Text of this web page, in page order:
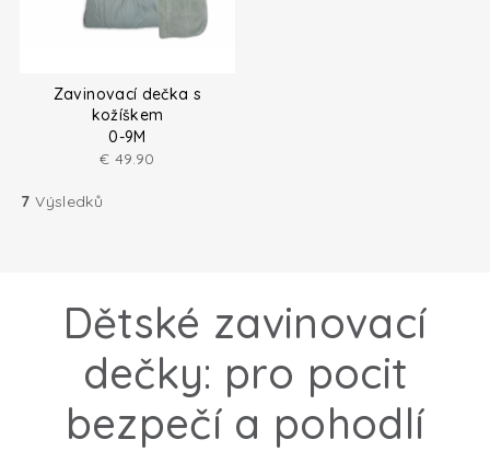
Zavinovací dečka s
kožíškem
0-9M
€ 49.90
7 Výsledků
Dětské zavinovací
dečky: pro pocit
bezpečí a pohodlí